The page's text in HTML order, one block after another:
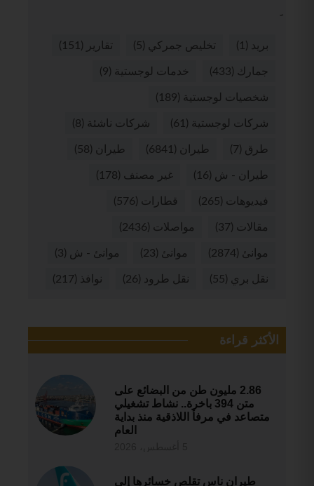
بريد (1) تخليص جمركي (5) تقارير (151)
جمارك (433) خدمات لوجستية (9)
شخصيات لوجستية (189)
شركات لوجستية (61) شركات ناشئة (8)
طرق (7) طيران (6841) طيران (58)
طيران - ش (16) غير مصنف (178)
فيديوهات (265) قطارات (576)
مقالات (37) مواصلات (2436)
موانئ (2874) موانئ (23) موانئ - ش (3)
نقل بري (55) نقل طرود (26) نوافذ (217)
الأكثر قراءة
2.86 مليون طن من البضائع على
متن 394 باخرة.. نشاط تشغيلي
متصاعد في مرفأ اللاذقية منذ بداية
العام
طيران ناس تقلص خسائرها إلى